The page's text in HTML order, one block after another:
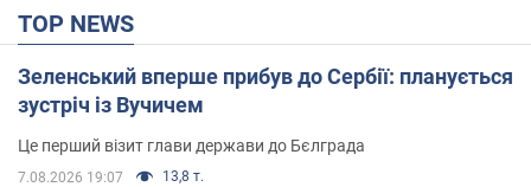
TOP NEWS
Зеленський вперше прибув до Сербії: планується
зустріч із Вучичем
Це перший візит глави держави до Бєлграда
7.08.2026 19:07 13,8 т.